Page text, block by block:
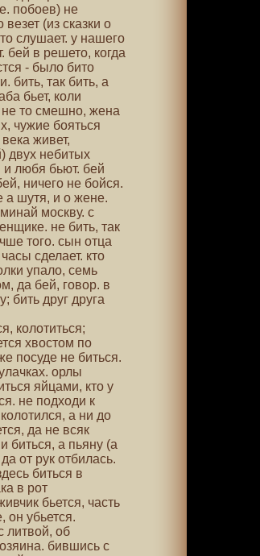
побоев) не
(из сказки о
слушает. у нашего
бей в решето, когда
- было бито
бить, так бить, а
бьет, коли
не то смешно, жена
чужие бояться
живет,
двух небитых
и любя бьют. бей
ничего не бойся.
а шутя, и о жене.
москву. с
не бить, так
того. сын отца
сделает. кто
упало, семь
да бей, говор. в
бить друг друга
колотиться;
хвостом по
посуде не биться.
орлы
яйцами, кто у
не подходи к
а ни до
да не всяк
биться, а пьяну (а
от рук отбилась.
биться в
в рот
бьется, часть
он убьется.
литвой, об
бившись с